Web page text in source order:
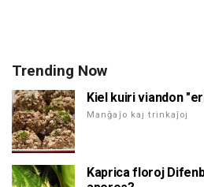
Trending Now
Kiel kuiri viandon
Manĝaĵo kaj trinkaĵoj
Kaprica floroj